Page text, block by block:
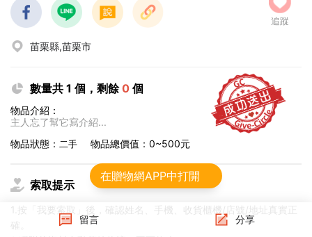
追蹤
苗栗縣,苗栗市
數量共 1 個，剩餘0 個
物品介紹：
主人忘了幫它寫介紹...
物品狀態： 二手 物品總價值：0~500元
索取提示
1.按「我要索取」後，確認姓名、手機、收貨櫃機/店號/地址真實正
確。
留言 分享
在贈物網APP中打開